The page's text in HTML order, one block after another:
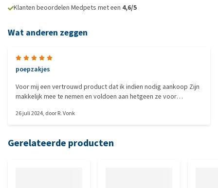
Klanten beoordelen Medpets met een 4,6/5
Wat anderen zeggen
poepzakjes
Voor mij een vertrouwd product dat ik indien nodig aankoop Zijn
makkelijk mee te nemen en voldoen aan hetgeen ze voor
26 juli 2024, doorR. Vonk
Gerelateerde producten